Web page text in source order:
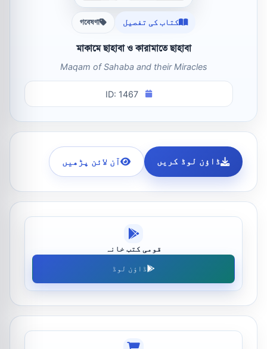
کتاب کی تفصیل গবেষণা
মাকামে ছাহাবা ও কারামাতে ছাহাবা
Maqam of Sahaba and their Miracles
ID: 1467
ڈاؤن لوڈ کریں آن لائن پڑھیں
قومی کتب خانہ
ڈاؤن لوڈ